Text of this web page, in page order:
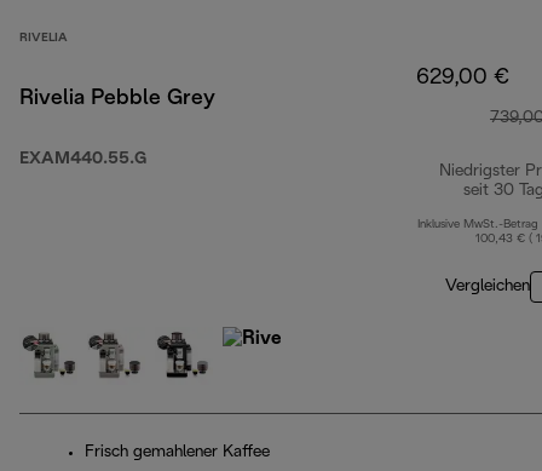
RIVELIA
Rivelia Pebble Grey
EXAM440.55.G
629,00 €
Niedrigster
seit 30
Inklusive MwSt.-Betrag
100,43 € (
Vergleichen
Frisch gemahlener Kaffee